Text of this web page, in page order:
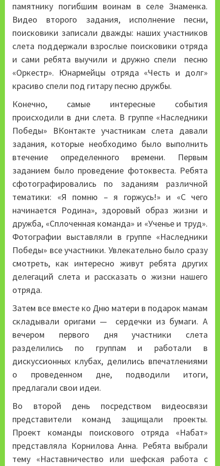
памятнику погибшим воинам в селе Знаменка.
Видео второго задания, исполнение песни,
поисковики записали дважды: наших участников
слета поддержали взрослые поисковики отряда
и сами ребята выучили и дружно спели песню
«Оркестр». Юнармейцы отряда «Честь и долг»
красиво спели под гитару песню дружбы.
Конечно, самые интересные события
происходили в дни слета. В группе «Наследники
Победы» ВКонтакте участникам слета давали
задания, которые необходимо было выполнить
втечение определенного времени. Первым
заданием было проведение фотоквеста. Ребята
сфотографировались по заданиям различной
тематики: «Я помню – я горжусь!» и «С чего
начинается Родина», здоровый образ жизни и
дружба, «Сплоченная команда» и «Ученье и труд».
Фотографии выставляли в группе «Наследники
Победы» все участники. Увлекательно было сразу
смотреть, как интересно живут ребята других
делегаций слета и рассказать о жизни нашего
отряда.
Затем все вместе ко Дню матери в подарок мамам
складывали оригами — сердечки из бумаги. А
вечером первого дня участники слета
разделились по группам и работали в
дискуссионных клубах, делились впечатлениями
о проведенном дне, подводили итоги,
предлагали свои идеи.
Во второй день посредством видеосвязи
представители команд защищали проекты.
Проект команды поискового отряда «Набат»
представляла Корнилова Анна. Ребята выбрали
тему «Наставничество или шефская работа с